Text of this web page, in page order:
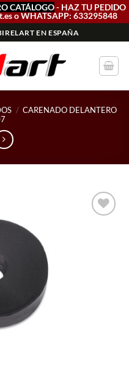
CATÁLOGO- HAZ TU PEDIDO
o WHATSAPP: 633295848
EN ESPAÑA
/ CARENADO DELANTERO